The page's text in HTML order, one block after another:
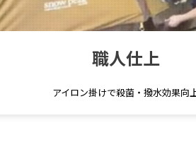
職人仕上
アイロン掛けで殺菌・撥水効果向